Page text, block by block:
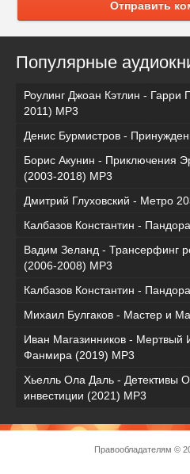
Отправить
Популярные
Роулинг Джоан Кэтлин - Гарри
2011) MP3
Денис Бурмистров -
Борис Акунин - Приключения
(2003-2018) МР3
Дмитрий Глуховский - Метро
Калбазов Константин -
Вадим Зеланд - Трансерфинг
(2006-2008) MP3
Калбазов Константин -
Михаил Булгаков - Мастер и
Иван Магазинников - Мертвый
Фанмира (2019) MP3
Хьелль Ола Даль - Детективы
инвестиции (2021) МР3
Правообладателям ©